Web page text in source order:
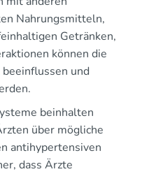
Nahrungsmitteln,
Getränken,
können die
und
beinhalten
über mögliche
antihypertensiven
dass Ärzte